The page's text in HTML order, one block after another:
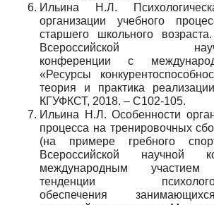
Ильина Н.Л.
организации учебного
старшего школьного
Всероссийской научно-
конференции с
«Ресурсы
теория и практика
КГУФКСТ, 2018. – С102-105.
Ильина Н.Л. Особенности
процесса на тренировочных
(на примере гребного
Всероссийской научной
международным участием
тенденции психолого-
обеспечения